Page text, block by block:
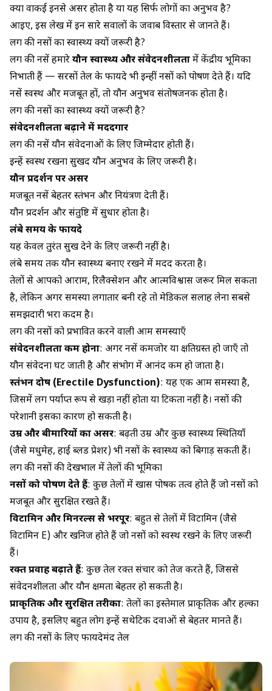
क्या वाकई इनसे असर होता है या यह सिर्फ लोगों का अनुभव है?
आइए, इस लेख में इन सारे सवालों के जवाब विस्तार से जानते हैं।
लिंग की नसों का स्वास्थ्य क्यों जरूरी है?
लिंग की नसें हमारेयौन स्वास्थ्य और संवेदनशीलतामें केंद्रीय भूमिका
निभाती हैं — सरसों तेल के फायदेभी इन्हीं नसों को पोषण देते हैं। यदि
नसें स्वस्थ और मजबूत हों, तो यौन अनुभव संतोषजनक होता है।
लिंग की नसों का स्वास्थ्य क्यों जरूरी है?
संवेदनशीलता बढ़ाने में मददगार
लिंग की नसें यौन संवेदनाओं के लिए जिम्मेदार होती हैं।
इन्हें स्वस्थ रखना सुखद यौन अनुभव के लिए जरूरी है।
यौन प्रदर्शन पर असर
मजबूत नसें बेहतर स्तंभन और नियंत्रण देती हैं।
यौन प्रदर्शन और संतुष्टि में सुधार होता है।
लंबे समय के फायदे
यह केवल तुरंत सुख देने के लिए जरूरी नहीं है।
लंबे समय तक यौन स्वास्थ्य बनाए रखने में मदद करता है।
तेलों से आपको आराम, रिलैक्सेशन और आत्मविश्वास जरूर मिल सकता
है, लेकिन अगर समस्या लगातार बनी रहे तो मेडिकल सलाह लेना सबसे
समझदारी भरा कदम है।
लिंग की नसों को प्रभावित करने वाली आम समस्याएँ
संवेदनशीलता कम होना: अगर नसें कमजोर या क्षतिग्रस्त हो जाएँ तो
यौन संवेदना घट जाती है और संभोग में आनंद कम हो जाता है।
स्तंभन दोष (Erectile Dysfunction): यह एक आम समस्या है,
जिसमें लिंग पर्याप्त रूप से खड़ा नहीं होता या टिकता नहीं है। नसों की
परेशानी इसका कारण हो सकती है।
उम्र और बीमारियों का असर: बढ़ती उम्र और कुछ स्वास्थ्य स्थितियाँ
(जैसे मधुमेह, हाई ब्लड प्रेशर) भी नसों के स्वास्थ्य को बिगाड़ सकती हैं।
लिंग की नसों की देखभाल में तेलों की भूमिका
नसों को पोषण देते हैं: कुछ तेलों में खास पोषक तत्व होते हैं जो नसों को
मजबूत और सुरक्षित रखते हैं।
विटामिन और मिनरल्स से भरपूर: बहुत से तेलों में विटामिन (जैसे
विटामिन E) और खनिज होते हैं जो नसों को स्वस्थ रखने के लिए जरूरी
हैं।
रक्त प्रवाह बढ़ाते हैं: कुछ तेल रक्त संचार को तेज करते हैं, जिससे
संवेदनशीलता और यौन क्षमता बेहतर हो सकती है।
प्राकृतिक और सुरक्षित तरीका: तेलों का इस्तेमाल प्राकृतिक और हल्का
उपाय है, इसलिए बहुत लोग इन्हें सिंथेटिक दवाओं से बेहतर मानते हैं।
लिंग की नसों के लिए फायदेमंद तेल